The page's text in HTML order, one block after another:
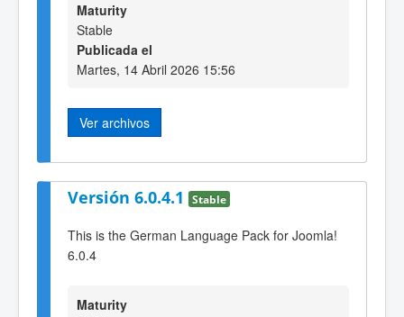
Maturity
Stable
Publicada el
Martes, 14 Abril 2026 15:56
Ver archivos
Versión 6.0.4.1 Stable
This is the German Language Pack for Joomla!
6.0.4
Maturity